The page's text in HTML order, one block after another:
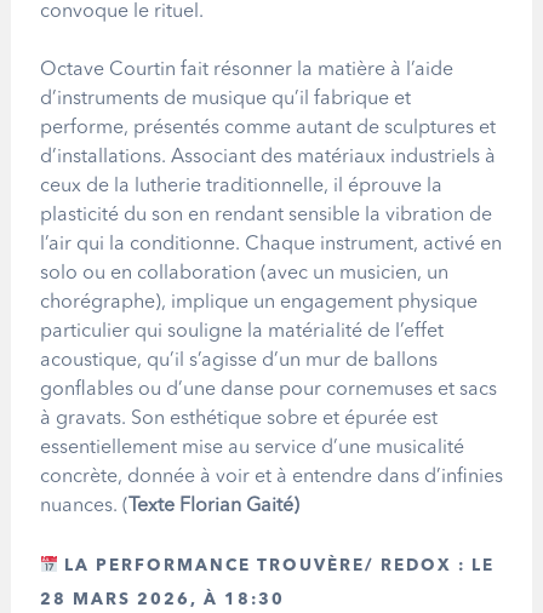
convoque le rituel.
Octave Courtin fait résonner la matière à l’aide
d’instruments de musique qu’il fabrique et
performe, présentés comme autant de sculptures et
d’installations. Associant des matériaux industriels à
ceux de la lutherie traditionnelle, il éprouve la
plasticité du son en rendant sensible la vibration de
l’air qui la conditionne. Chaque instrument, activé en
solo ou en collaboration (avec un musicien, un
chorégraphe), implique un engagement physique
particulier qui souligne la matérialité de l’effet
acoustique, qu’il s’agisse d’un mur de ballons
gonflables ou d’une danse pour cornemuses et sacs
à gravats. Son esthétique sobre et épurée est
essentiellement mise au service d’une musicalité
concrète, donnée à voir et à entendre dans d’infinies
nuances. (
Texte Florian Gaité)
LA PERFORMANCE TROUVÈRE/ REDOX : LE
28 MARS 2026, À 18:30